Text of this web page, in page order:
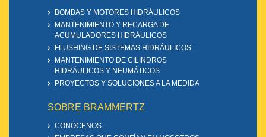
BOMBAS Y MOTORES HIDRÁULICOS
MANTENIMIENTO Y RECARGA DE
ACUMULADORES HIDRÁULICOS
FLUSHING DE SISTEMAS HIDRÁULICOS
MANTENIMIENTO DE CILINDROS
HIDRÁULICOS Y NEUMÁTICOS
PROYECTOS Y SOLUCIONES A LA MEDIDA
SOBRE BRAMMERTZ
CONÓCENOS